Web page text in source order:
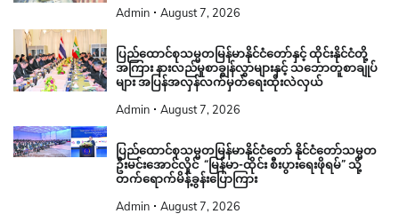
Admin August 7, 2026
ပြည်ထောင်စုသမ္မတမြန်မာနိုင်ငံတော်နှင့် ထိုင်းနိုင်ငံတို့
အကြား နားလည်မှုစာချွန်လွှာများနှင့် သဘောတူစာချုပ်
များ အပြန်အလှန်လက်မှတ်ရေးထိုးလဲလှယ်
Admin August 7, 2026
ပြည်ထောင်စုသမ္မတမြန်မာနိုင်ငံတော် နိုင်ငံတော်သမ္မတ
ဦးမင်းအောင်လှိုင် “မြန်မာ-ထိုင်း စီးပွားရေးဖိုရမ်” သို့
တက်ရောက်မိန့်ခွန်းပြောကြား
Admin August 7, 2026